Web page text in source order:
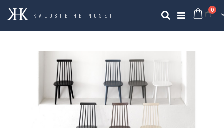
KALUSTE HEINOSET
0
Haku